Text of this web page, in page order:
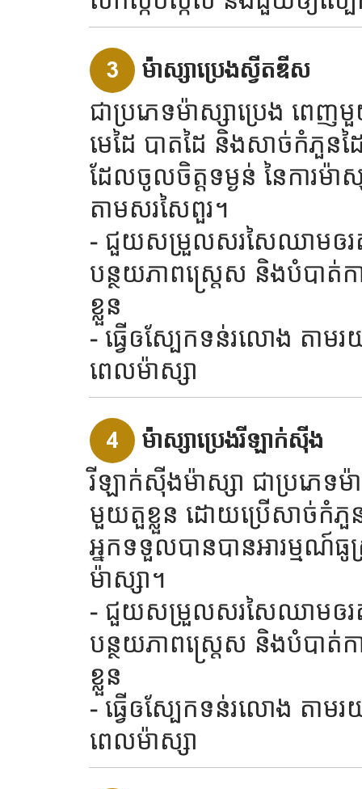
3 ម៉ាស្សាប្រេងស្វីតឌីស
ជាប្រភេទម៉ាស្សាប្រេង ពេ
មេដៃ បាតដៃ និងសាច់កំភួនដ
ដែលចូលចិត្តទម្ងន់ នៃការម៉ា
តាមសរសៃពួរ។
- ជួយសម្រួលសរសៃឈាមឲរ
បន្ថយភាពស្រ្តេស និងបំបា
ខ្លួន
- ធ្វើឲស្បែកទន់រលោង តាម
ពេលម៉ាស្សា
4 ម៉ាស្សាប្រេងរីឡាក់ស៊ីង
រីឡាក់ស៊ីងម៉ាស្សា ជាប្រភេទម៉
មួយតួខ្លួន ដោយប្រើសាច់កំភួន
អ្នកទទួលបានបានអារម្មណ៍
ម៉ាស្សា។
- ជួយសម្រួលសរសៃឈាមឲរ
បន្ថយភាពស្រ្តេស និងបំបា
ខ្លួន
- ធ្វើឲស្បែកទន់រលោង តាមរ
ពេលម៉ាស្សា